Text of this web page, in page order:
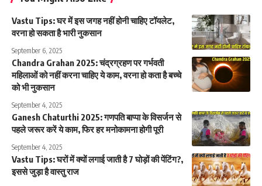
Vastu Tips: घर में इस जगह नहीं होनी चाहिए टॉयलेट,
वरना हो सकता है भारी नुकसान
September 6, 2025
Chandra Grahan 2025: चंद्रग्रहण पर गर्भवती
महिलाओं को नहीं करना चाहिए ये काम, वरना हो कता है बच्चे
को भी नुकसान
September 4, 2025
Ganesh Chaturthi 2025: गणपति बाप्पा के विसर्जन से
पहले जरूर करें ये काम, फिर हर मनोकामना होगी पूरी
September 4, 2025
Vastu Tips: घरों में क्यों लगाई जाती है 7 घोड़ों की पेंटिंग?,
इससे जुड़ा है वास्तु राज